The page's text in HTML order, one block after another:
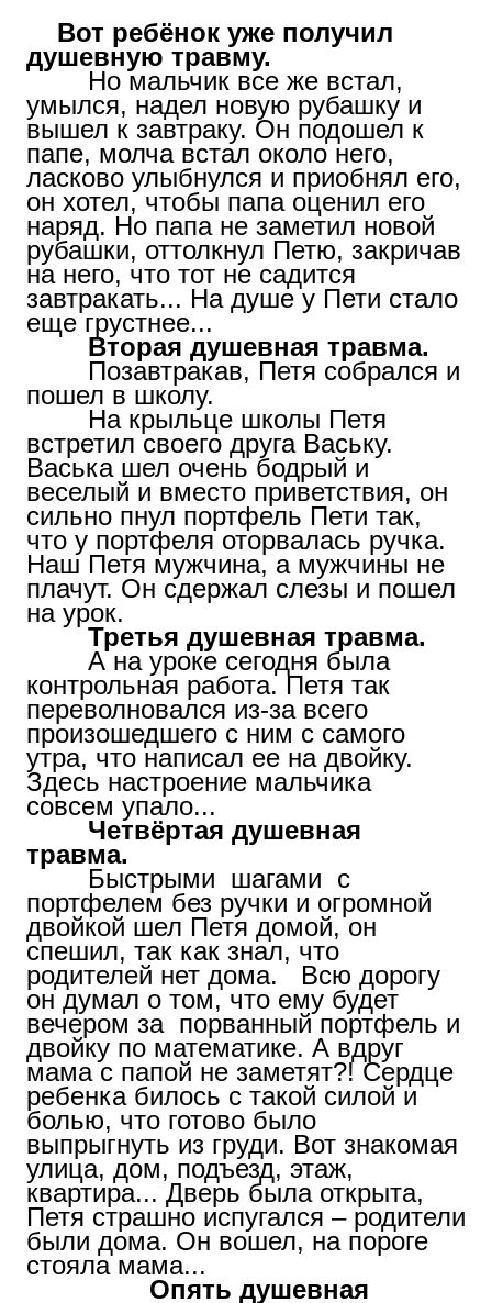
Вот ребёнок уже получил
душевную травму.
Но мальчик все же встал,
умылся, надел новую рубашку и
вышел к завтраку. Он подошел к
папе, молча встал около него,
ласково улыбнулся и приобнял его,
он хотел, чтобы папа оценил его
наряд. Но папа не заметил новой
рубашки, оттолкнул Петю, закричав
на него, что тот не садится
завтракать... На душе у Пети стало
еще грустнее...
Вторая душевная травма.
Позавтракав, Петя собрался и
пошел в школу.
На крыльце школы Петя
встретил своего друга Ваську.
Васька шел очень бодрый и
веселый и вместо приветствия, он
сильно пнул портфель Пети так,
что у портфеля оторвалась ручка.
Наш Петя мужчина, а мужчины не
плачут. Он сдержал слезы и пошел
на урок.
Третья душевная травма.
А на уроке сегодня была
контрольная работа. Петя так
переволновался из-за всего
произошедшего с ним с самого
утра, что написал ее на двойку.
Здесь настроение мальчика
совсем упало...
Четвёртая душевная
травма.
Быстрыми шагами с
портфелем без ручки и огромной
двойкой шел Петя домой, он
спешил, так как знал, что
родителей нет дома. Всю дорогу
он думал о том, что ему будет
вечером за порванный портфель и
двойку по математике. А вдруг
мама с папой не заметят?! Сердце
ребенка билось с такой силой и
болью, что готово было
выпрыгнуть из груди. Вот знакомая
улица, дом, подъезд, этаж,
квартира... Дверь была открыта,
Петя страшно испугался – родители
были дома. Он вошел, на пороге
стояла мама...
Опять душевная